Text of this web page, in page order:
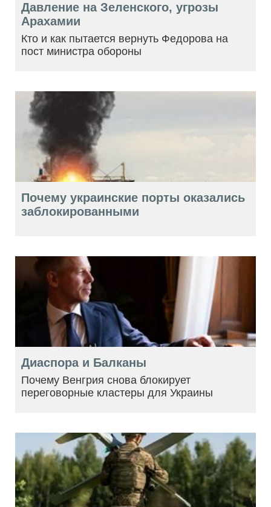
Давление на Зеленского, угрозы
Арахамии
Кто и как пытается вернуть Федорова на
пост министра обороны
Почему украинские порты оказались
заблокированными
Диаспора и Балканы
Почему Венгрия снова блокирует
переговорные кластеры для Украины